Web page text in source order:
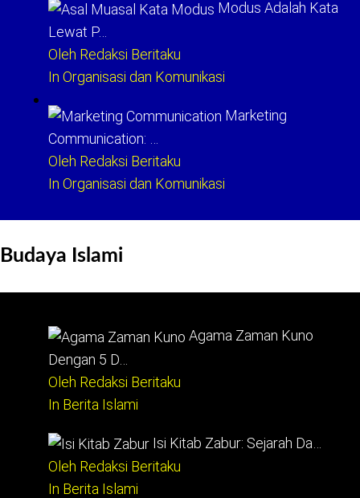
Modus Adalah Kata
Lewat P…
Oleh Redaksi Beritaku
In Organisasi dan Komunikasi
Marketing
Communication: …
Oleh Redaksi Beritaku
In Organisasi dan Komunikasi
Budaya Islami
Agama Zaman Kuno
Dengan 5 D…
Oleh Redaksi Beritaku
In Berita Islami
Isi Kitab Zabur: Sejarah Da…
Oleh Redaksi Beritaku
In Berita Islami